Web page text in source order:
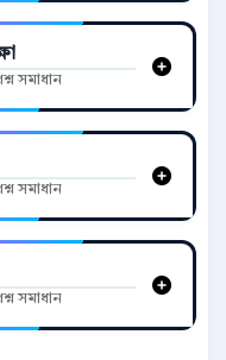
সমাধান
সমাধান
সমাধান